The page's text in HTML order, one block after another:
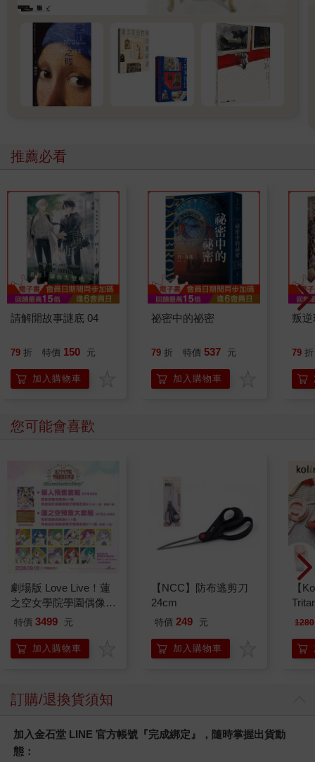
推薦必看
請解開故事謎底 04
79 折 特價 150 元
加入購物車
祕密中的祕密
79 折 特價 537 元
加入購物車
叛
79 折
您可能會喜歡
劇場版 Love Live！蓮
之空女學院學園偶像俱
樂部 Bloom Garden
組
特價 3499 元
加入購物車
【NCC】防布逃剪刀
24cm
特價 249 元
加入購物車
【
1280
訂購/退換貨須知
加入金石堂 LINE 官方帳號『完成綁定』，隨時掌握出貨動
態：